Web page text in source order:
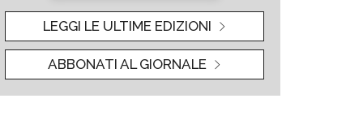
LEGGI LE ULTIME EDIZIONI
ABBONATI AL GIORNALE